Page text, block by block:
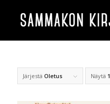
Järjestä Oletus Näytä